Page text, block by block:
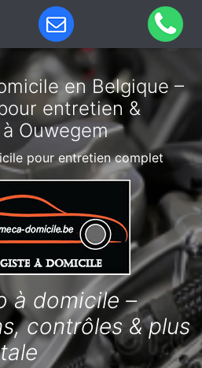
en Belgique –
entretien &
Ouwegem
pour entretien complet
à domicile –
contrôles & plus